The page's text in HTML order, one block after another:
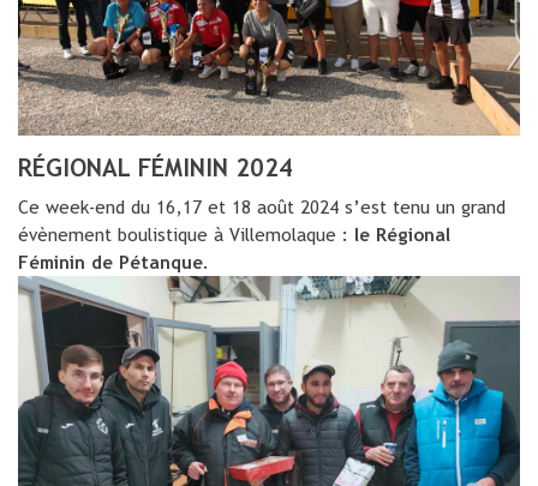
RÉGIONAL FÉMININ 2024
Ce week-end du 16,17 et 18 août 2024 s’est tenu un grand
évènement boulistique à Villemolaque : le Régional
Féminin de Pétanque.